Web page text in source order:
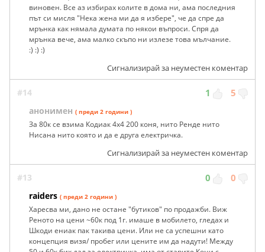
виновен. Все аз избирах колите в дома ни, ама последния
път си мисля "Нека жена ми да я избере", че да спре да
мрънка как нямала думата по някои въпроси. Спря да
мрънка вече, ама малко скъпо ни излезе това мълчание.
:) :) :)
Сигнализирай за неуместен коментар
#14 1 5
анонимен ( преди 2 години )
За 80к се взима Кодиак 4x4 200 коня, нито Ренде нито
Нисана нито която и да е друга електричка.
Сигнализирай за неуместен коментар
#13 0 0
raiders ( преди 2 години )
Харесва ми, дано не остане "бутиков" по продажби. Виж
Реното на цени ~60к под 1г. имаше в мобилето, гледах и
Шкоди ениак пак такива цени. Или не са успешни като
концепция визя/ пробег или цените им да надути! Между